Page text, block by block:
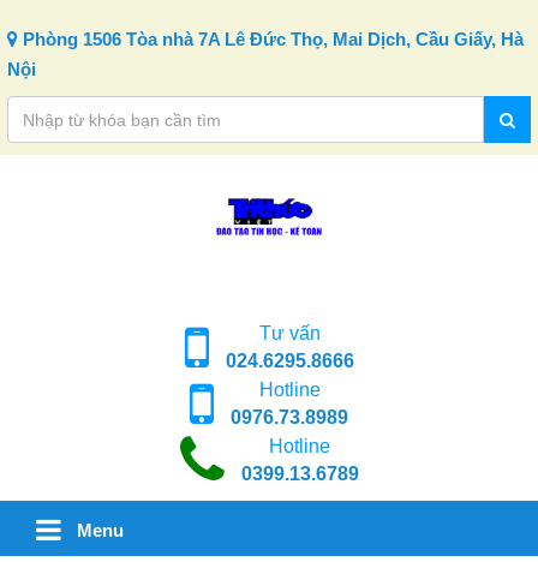
Phòng 1506 Tòa nhà 7A Lê Đức Thọ, Mai Dịch, Cầu Giấy, Hà
Nội
Tư vấn
024.6295.8666
Hotline
0976.73.8989
Hotline
0399.13.6789
Menu